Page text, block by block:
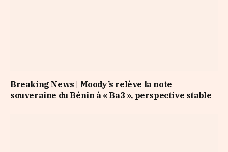
Breaking News | Moody’s relève la note
souveraine du Bénin à « Ba3 », perspective stable